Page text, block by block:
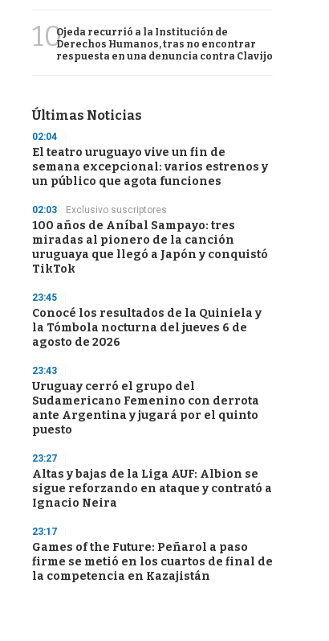
10Ojeda recurrió a la Institución de
Derechos Humanos, tras no encontrar
respuesta en una denuncia contra Clavijo
Últimas Noticias
02:04
El teatro uruguayo vive un fin de
semana excepcional: varios estrenos y
un público que agota funciones
02:03 Exclusivo suscriptores
100 años de Aníbal Sampayo: tres
miradas al pionero de la canción
uruguaya que llegó a Japón y conquistó
TikTok
23:45
Conocé los resultados de la Quiniela y
la Tómbola nocturna del jueves 6 de
agosto de 2026
23:43
Uruguay cerró el grupo del
Sudamericano Femenino con derrota
ante Argentina y jugará por el quinto
puesto
23:27
Altas y bajas de la Liga AUF: Albion se
sigue reforzando en ataque y contrató a
Ignacio Neira
23:17
Games of the Future: Peñarol a paso
firme se metió en los cuartos de final de
la competencia en Kazajistán